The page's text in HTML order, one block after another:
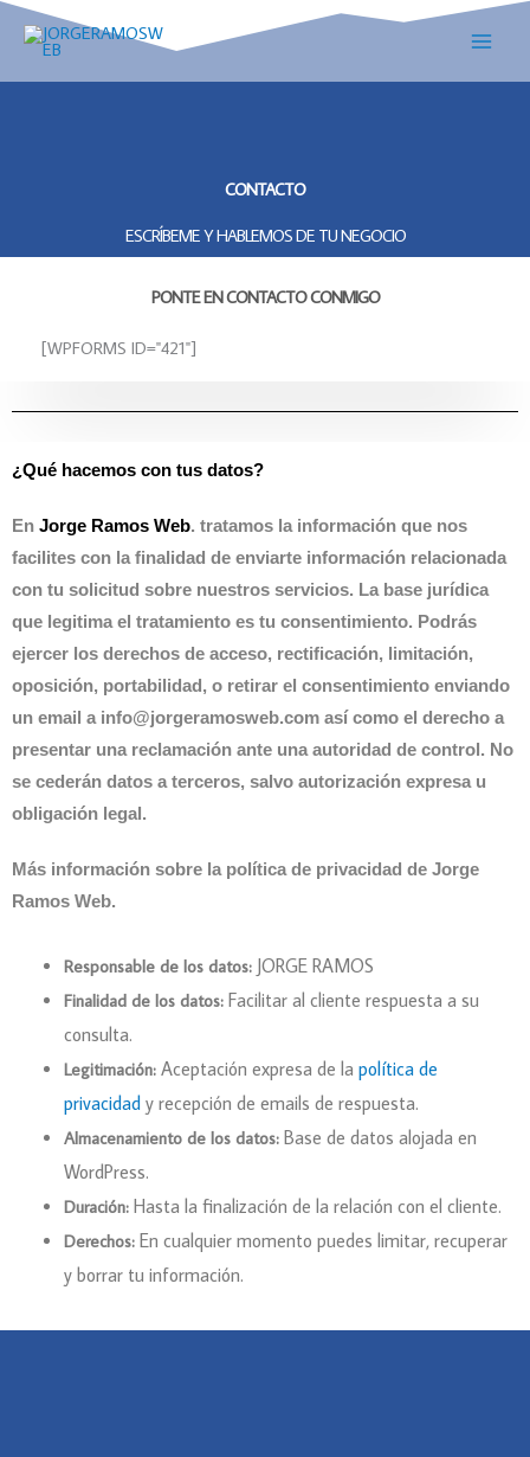
CONTENIDO
CONTACTO
ESCRÍBEME Y HABLEMOS DE TU NEGOCIO
PONTE EN CONTACTO CONMIGO
[WPFORMS ID="421"]
¿Qué hacemos con tus datos?
En Jorge Ramos Web. tratamos la información que nos
facilites con la finalidad de enviarte información relacionada
con tu solicitud sobre nuestros servicios. La base jurídica
que legitima el tratamiento es tu consentimiento. Podrás
ejercer los derechos de acceso, rectificación, limitación,
oposición, portabilidad, o retirar el consentimiento enviando
un email a info@jorgeramosweb.com así como el derecho a
presentar una reclamación ante una autoridad de control. No
se cederán datos a terceros, salvo autorización expresa u
obligación legal.
Más información sobre la política de privacidad de Jorge
Ramos Web.
Responsable de los datos:JORGE RAMOS
Finalidad de los datos: Facilitar al cliente respuesta a su
consulta.
Legitimación: Aceptación expresa de la política de
privacidad y recepción de emails de respuesta.
Almacenamiento de los datos:Base de datos alojada en
WordPress.
Duración:Hasta la finalización de la relación con el cliente.
Derechos:En cualquier momento puedes limitar, recuperar
y borrar tu información.